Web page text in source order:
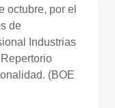
octubre, por el
de
Industrias
(BOE